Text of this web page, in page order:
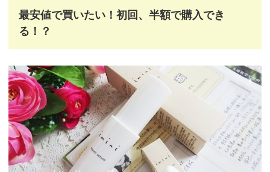
最安値で買いたい！初回、半額で購入でき
る！？